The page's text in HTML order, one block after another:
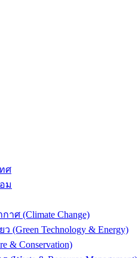
ศ
ม
ศ (Climate Change)
(Green Technology & Energy)
& Conservation)